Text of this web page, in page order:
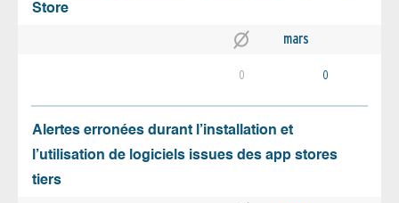
Store
mars
0 0
Alertes erronées durant l’installation et
l’utilisation de logiciels issues des app stores
tiers